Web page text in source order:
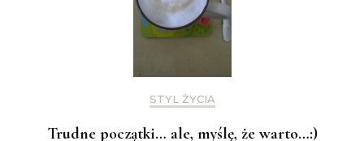
STYL ŻYCIA
Trudne początki… ale, myślę, że warto…:)